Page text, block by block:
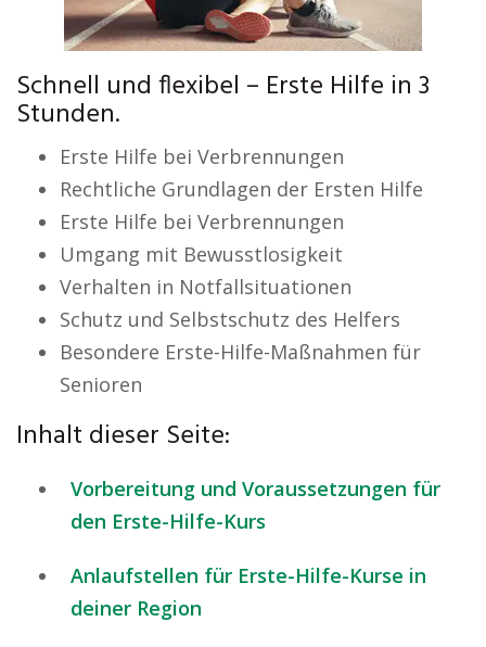
Schnell und flexibel – Erste Hilfe in 3
Stunden.
Erste Hilfe bei Verbrennungen
Rechtliche Grundlagen der Ersten Hilfe
Erste Hilfe bei Verbrennungen
Umgang mit Bewusstlosigkeit
Verhalten in Notfallsituationen
Schutz und Selbstschutz des Helfers
Besondere Erste-Hilfe-Maßnahmen für
Senioren
Inhalt dieser Seite:
Vorbereitung und Voraussetzungen für
den Erste-Hilfe-Kurs
Anlaufstellen für Erste-Hilfe-Kurse in
deiner Region